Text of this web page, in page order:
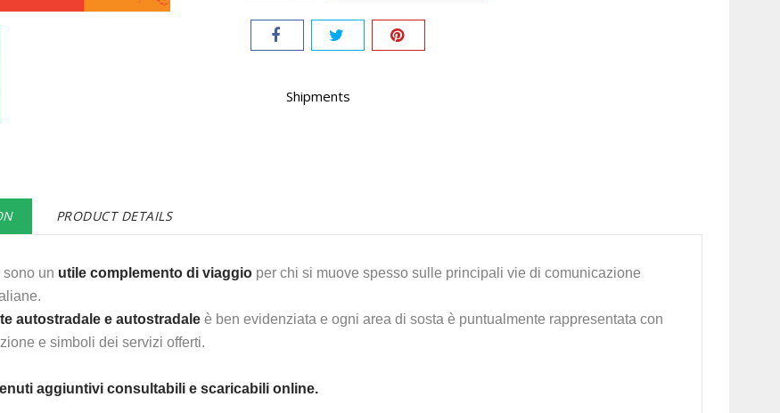
Shipments
PRODUCT DETAILS
sono un utile complemento di viaggio per chi si muove spesso sulle principali vie di comunicazione
autostradale e autostradale è ben evidenziata e ogni area di sosta è puntualmente rappresentata con
e simboli dei servizi offerti.
aggiuntivi consultabili e scaricabili online.